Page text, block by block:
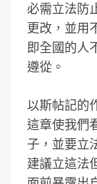
必需立法防
更改，並用
即全國的人
遵從。
以斯帖記的
這章使我們
子，並要立
建議立這法